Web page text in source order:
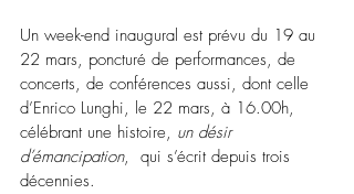
Un week-end inaugural est prévu du 19 au
22 mars, poncturé de performances, de
concerts, de conférences aussi, dont celle
d’Enrico Lunghi, le 22 mars, à 16.00h,
célébrant une histoire, un désir
d’émancipation,  qui s’écrit depuis trois
décennies.